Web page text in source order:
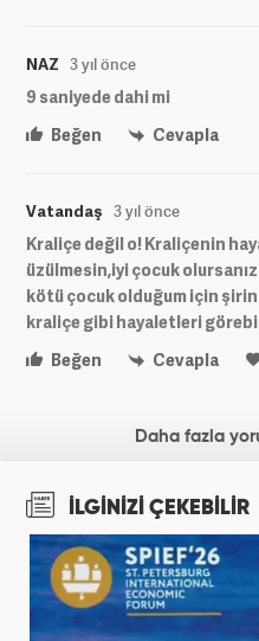
NAZ 3 yıl önce
9 saniyede dahi mi
Beğen
Cevapla
Vatandaş 3 yıl önce
Kraliçe değil o! Kraliçenin
üzülmesin,iyi çocuk
kötü çocuk olduğum için
kraliçe gibi hayaletleri
Beğen
Cevapla
Daha fazla
İLGİNİZİ ÇEKEBİLİR